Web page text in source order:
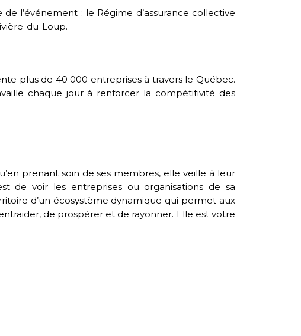
l’événement : le Régime d’assurance collective
du-Loup.
plus de 40 000 entreprises à travers le Québec.
chaque jour à renforcer la compétitivité des
prenant soin de ses membres, elle veille à leur
de voir les entreprises ou organisations de sa
d’un écosystème dynamique qui permet aux
de prospérer et de rayonner. Elle est votre